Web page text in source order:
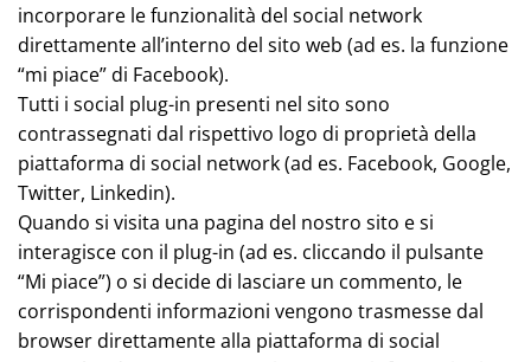
incorporare le funzionalità del social network
direttamente all’interno del sito web (ad es. la funzione
“mi piace” di Facebook).
Tutti i social plug-in presenti nel sito sono
contrassegnati dal rispettivo logo di proprietà della
piattaforma di social network (ad es. Facebook, Google,
Twitter, Linkedin).
Quando si visita una pagina del nostro sito e si
interagisce con il plug-in (ad es. cliccando il pulsante
“Mi piace”) o si decide di lasciare un commento, le
corrispondenti informazioni vengono trasmesse dal
browser direttamente alla piattaforma di social